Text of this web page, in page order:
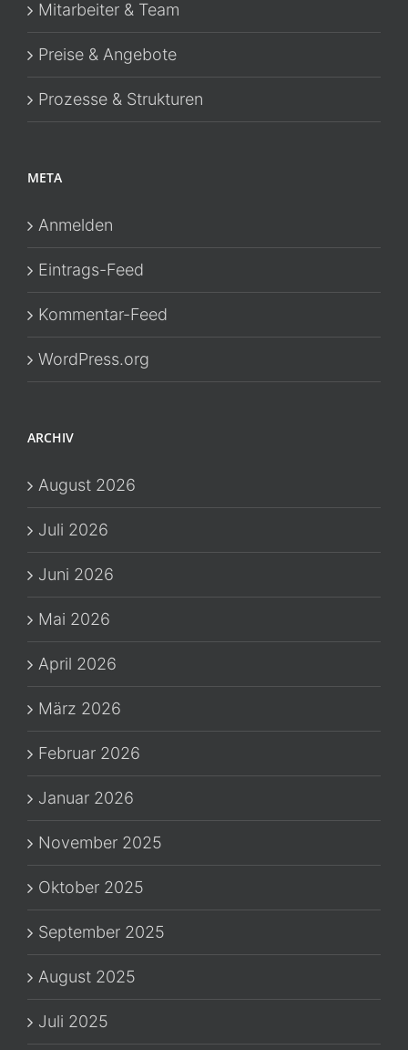
Mitarbeiter & Team
Preise & Angebote
Prozesse & Strukturen
META
Anmelden
Eintrags-Feed
Kommentar-Feed
WordPress.org
ARCHIV
August 2026
Juli 2026
Juni 2026
Mai 2026
April 2026
März 2026
Februar 2026
Januar 2026
November 2025
Oktober 2025
September 2025
August 2025
Juli 2025